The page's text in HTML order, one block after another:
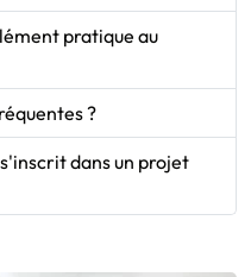
pratique au
?
dans un projet